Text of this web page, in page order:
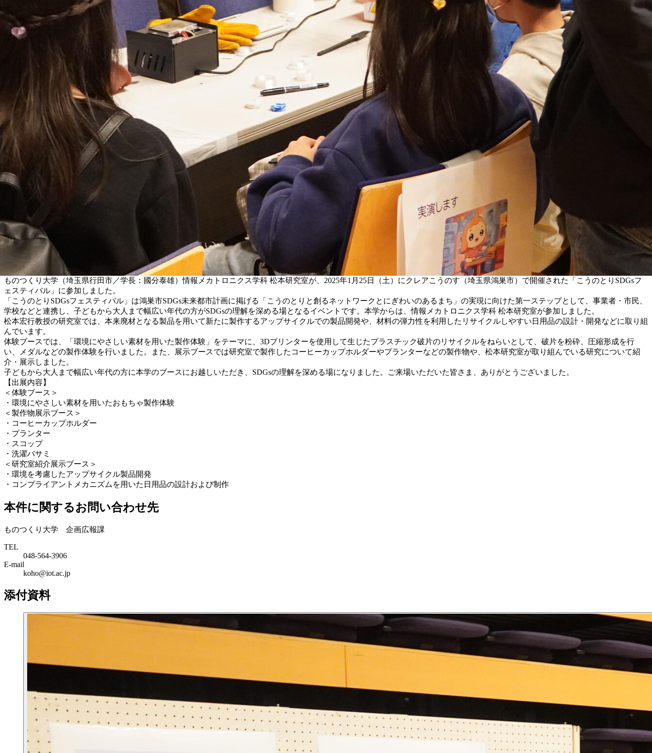
ものつくり大学（埼玉県行田市／学長：國分泰雄）情報メカトロニクス学科 松本研究室が、2025年1月25日（土）にクレアこうのす（埼玉県鴻巣市）で開催された「こうのとりSDGsフ
ェスティバル」に参加しました。
「こうのとりSDGsフェスティバル」は鴻巣市SDGs未来都市計画に掲げる「こうのとりと創るネットワークとにぎわいのあるまち」の実現に向けた第一ステップとして、事業者・市民、
学校などと連携し、子どもから大人まで幅広い年代の方がSDGsの理解を深める場となるイベントです。本学からは、情報メカトロニクス学科 松本研究室が参加しました。
松本宏行教授の研究室では、本来廃材となる製品を用いて新たに製作するアップサイクルでの製品開発や、材料の弾力性を利用したリサイクルしやすい日用品の設計・開発などに取り組
んでいます。
体験ブースでは、「環境にやさしい素材を用いた製作体験」をテーマに、3Dプリンターを使用して生じたプラスチック破片のリサイクルをねらいとして、破片を粉砕、圧縮形成を行
い、メダルなどの製作体験を行いました。また、展示ブースでは研究室で製作したコーヒーカップホルダーやプランターなどの製作物や、松本研究室が取り組んでいる研究について紹
介・展示しました。
子どもから大人まで幅広い年代の方に本学のブースにお越しいただき、SDGsの理解を深める場になりました。ご来場いただいた皆さま、ありがとうございました。
【出展内容】
＜体験ブース＞
・環境にやさしい素材を用いたおもちゃ製作体験
＜製作物展示ブース＞
・コーヒーカップホルダー
・プランター
・スコップ
・洗濯バサミ
＜研究室紹介展示ブース＞
・環境を考慮したアップサイクル製品開発
・コンプライアントメカニズムを用いた日用品の設計および制作
本件に関するお問い合わせ先
ものつくり大学 企画広報課
TEL
048-564-3906
E-mail
koho@iot.ac.jp
添付資料